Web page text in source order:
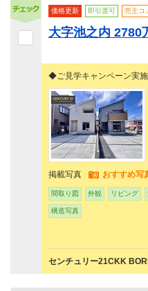
価格更新 即引渡可 売主コ
大字池之内 2780
◆ご見学キャンペーン
掲載写真 おすすめ写
間取り図 外観 リビング
構造写真
センチュリー21CKK